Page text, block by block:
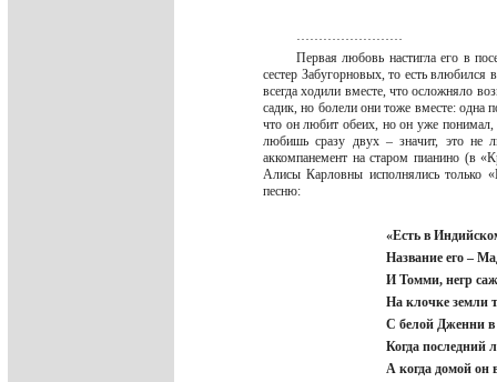
……………………
Первая любовь настигла его в
сестер Забугорновых, то есть
всегда ходили вместе, что осложняло
садик, но болели они тоже вместе: одна
что он любит обеих, но он уже
любишь сразу двух – значит, это не
аккомпанемент на старом пианино (в
Алисы Карловны исполнялись только
песню:
«Есть в
Название его –
И Томми, негр
На клочке земли
С белой Дженни в
Когда последний
А когда домой он